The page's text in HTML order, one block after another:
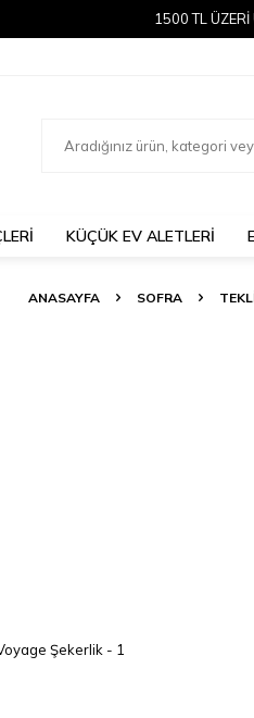
1500 TL ÜZERİ
KÜÇÜK EV ALETLERİ
ANASAYFA SOFRA